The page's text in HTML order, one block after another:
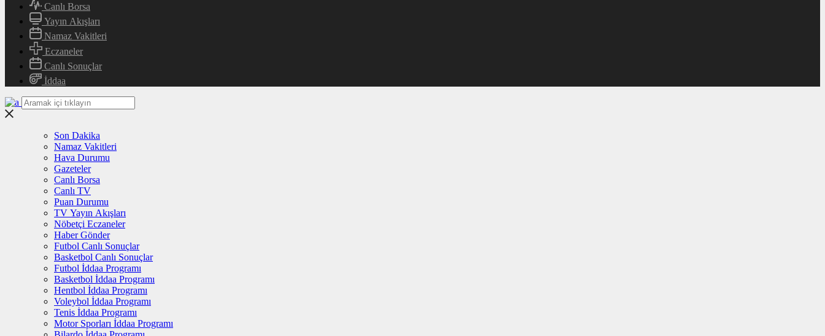
Canlı Borsa
Yayın Akışları
Namaz Vakitleri
Eczaneler
Canlı Sonuçlar
İddaa
Son Dakika
Namaz Vakitleri
Hava Durumu
Gazeteler
Canlı Borsa
Canlı TV
Puan Durumu
TV Yayın Akışları
Nöbetçi Eczaneler
Haber Gönder
Futbol Canlı Sonuçlar
Basketbol Canlı Sonuçlar
Futbol İddaa Programı
Basketbol İddaa Programı
Hentbol İddaa Programı
Voleybol İddaa Programı
Tenis İddaa Programı
Motor Sporları İddaa Programı